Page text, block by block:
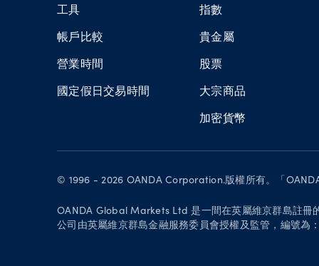
工具
帳戶比較
營業時間
國定假日交易時間
指數
貴金屬
股票
大宗商品
加密貨幣
© 1996 - 2026 OANDA Corporation.版權所有。「
OANDA Global Markets Ltd 是一間在英屬維京群島註冊
公司由英屬維京群島金融服務委員會授權及監管，編號為